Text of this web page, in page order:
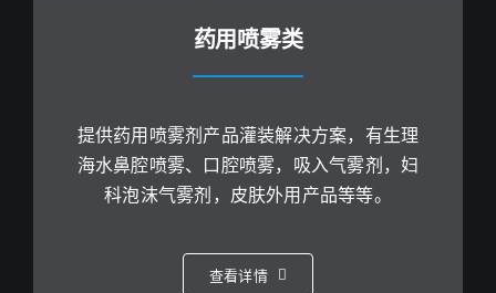
药用喷雾类
提供药用喷雾剂产品灌装解决方案，有生理
海水鼻腔喷雾、口腔喷雾，吸入气雾剂，妇
科泡沫气雾剂，皮肤外用产品等等。
查看详情